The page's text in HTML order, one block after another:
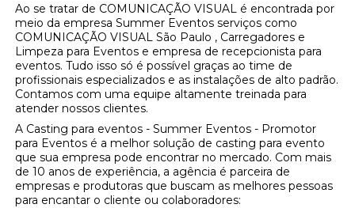
Ao se tratar de COMUNICAÇÃO VISUAL é encontrada por
meio da empresa Summer Eventos serviços como
COMUNICAÇÃO VISUAL São Paulo , Carregadores e
Limpeza para Eventos e empresa de recepcionista para
eventos. Tudo isso só é possível graças ao time de
profissionais especializados e as instalações de alto padrão.
Contamos com uma equipe altamente treinada para
atender nossos clientes.
A Casting para eventos - Summer Eventos - Promotor
para Eventos é a melhor solução de casting para evento
que sua empresa pode encontrar no mercado. Com mais
de 10 anos de experiência, a agência é parceira de
empresas e produtoras que buscam as melhores pessoas
para encantar o cliente ou colaboradores: